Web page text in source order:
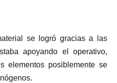
se logró gracias a las
apoyando el operativo,
elementos posiblemente se